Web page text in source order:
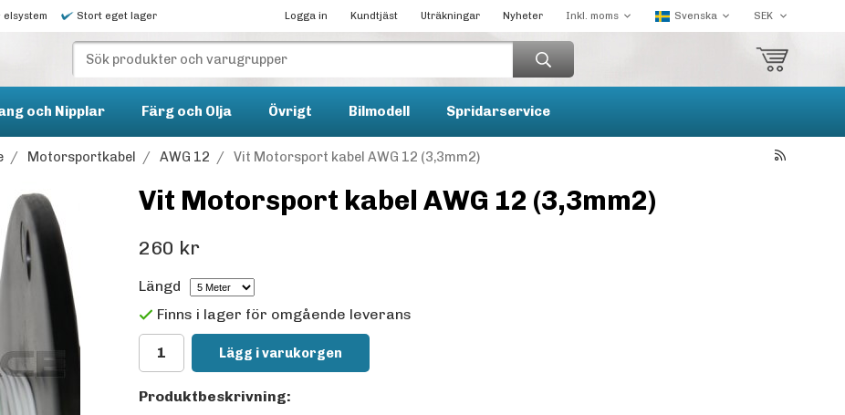
Stort eget lager Logga in Kundtjäst Uträkningar Nyheter
och Nipplar Färg och Olja Övrigt Bilmodell Spridarservice
/ Motorsportkabel / AWG 12 / Vit Motorsport kabel AWG 12 (3,3mm2)
Vit Motorsport kabel AWG 12 (3,3mm2)
260 kr
Längd
Finns i lager för omgående leverans
Lägg i varukorgen
Produktbeskrivning: